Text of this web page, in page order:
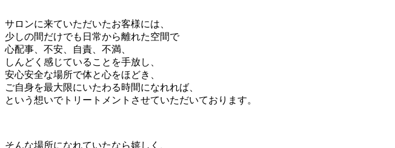
サロンに来ていただいたお客様には、
少しの間だけでも日常から離れた空間で
心配事、不安、自責、不満、
しんどく感じていることを手放し、
安心安全な場所で体と心をほどき、
ご自身を最大限にいたわる時間になれれば、
という想いでトリートメントさせていただいております。
そんな場所になれていたなら嬉しく、